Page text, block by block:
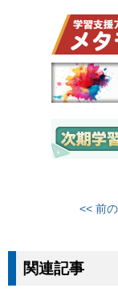
<< 前
関連記事